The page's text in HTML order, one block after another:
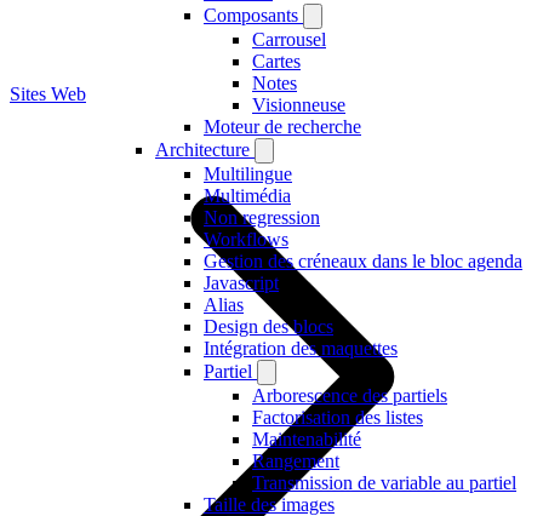
Composants
Carrousel
Cartes
Notes
Visionneuse
Moteur de recherche
Architecture
Multilingue
Multimédia
Non regression
Workflows
Gestion des créneaux dans le bloc agenda
Javascript
Alias
Design des blocs
Intégration des maquettes
Partiel
Arborescence des partiels
Factorisation des listes
Maintenabilité
Rangement
Transmission de variable au partiel
Taille des images
Sites Web